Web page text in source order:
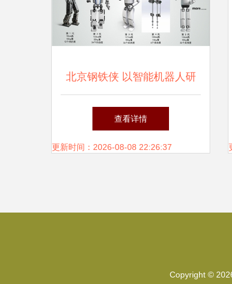
北京钢铁侠 以智能机器人研
发助力中国航天开创空间机器
人新纪元
查看详情
更新时间：2026-08-08 22:26:37
Copyright ©